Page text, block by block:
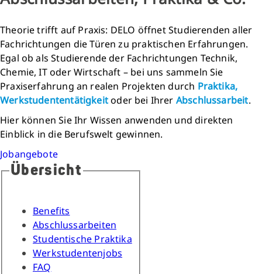
Theorie trifft auf Praxis: DELO öffnet Studierenden aller
Fachrichtungen die Türen zu praktischen Erfahrungen.
Egal ob als Studierende der Fachrichtungen Technik,
Chemie, IT oder Wirtschaft – bei uns sammeln Sie
Praxiserfahrung an realen Projekten durch Praktika,
Werkstudententätigkeitoder bei Ihrer Abschlussarbeit.
Hier können Sie Ihr Wissen anwenden und direkten
Einblick in die Berufswelt gewinnen.
Jobangebote
Übersicht
Benefits
Abschlussarbeiten
Studentische Praktika
Werkstudentenjobs
FAQ